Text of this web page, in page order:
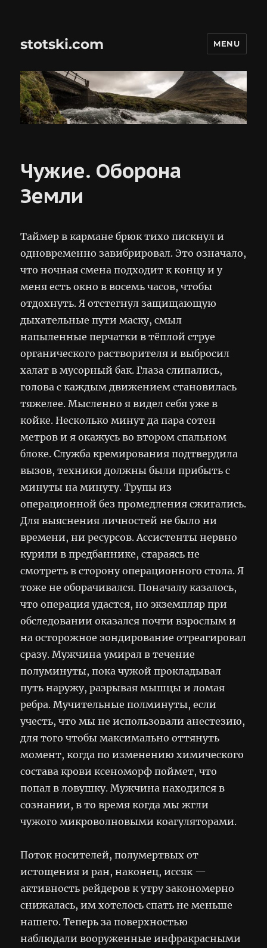
stotski.com MENU
Чужие. Оборона
Земли
Таймер в кармане брюк тихо пискнул и
одновременно завибрировал. Это означало,
что ночная смена подходит к концу и у
меня есть окно в восемь часов, чтобы
отдохнуть. Я отстегнул защищающую
дыхательные пути маску, смыл
напыленные перчатки в тёплой струе
органического растворителя и выбросил
халат в мусорный бак. Глаза слипались,
голова с каждым движением становилась
тяжелее. Мысленно я видел себя уже в
койке. Несколько минут да пара сотен
метров и я окажусь во втором спальном
блоке. Служба кремирования подтвердила
вызов, техники должны были прибыть с
минуты на минуту. Трупы из
операционной без промедления сжигались.
Для выяснения личностей не было ни
времени, ни ресурсов. Ассистенты нервно
курили в предбаннике, стараясь не
смотреть в сторону операционного стола. Я
тоже не оборачивался. Поначалу казалось,
что операция удастся, но экземпляр при
обследовании оказался почти взрослым и
на осторожное зондирование отреагировал
сразу. Мужчина умирал в течение
полуминуты, пока чужой прокладывал
путь наружу, разрывая мышцы и ломая
ребра. Мучительные полминуты, если
учесть, что мы не использовали анестезию,
для того чтобы максимально оттянуть
момент, когда по изменению химического
состава крови ксеноморф поймет, что
попал в ловушку. Мужчина находился в
сознании, в то время когда мы жгли
чужого микроволновыми коагуляторами.
Поток носителей, полумертвых от
истощения и ран, наконец, иссяк —
активность рейдеров к утру закономерно
снижалась, им хотелось спать не меньше
нашего. Теперь за поверхностью
наблюдали вооруженные инфракрасными